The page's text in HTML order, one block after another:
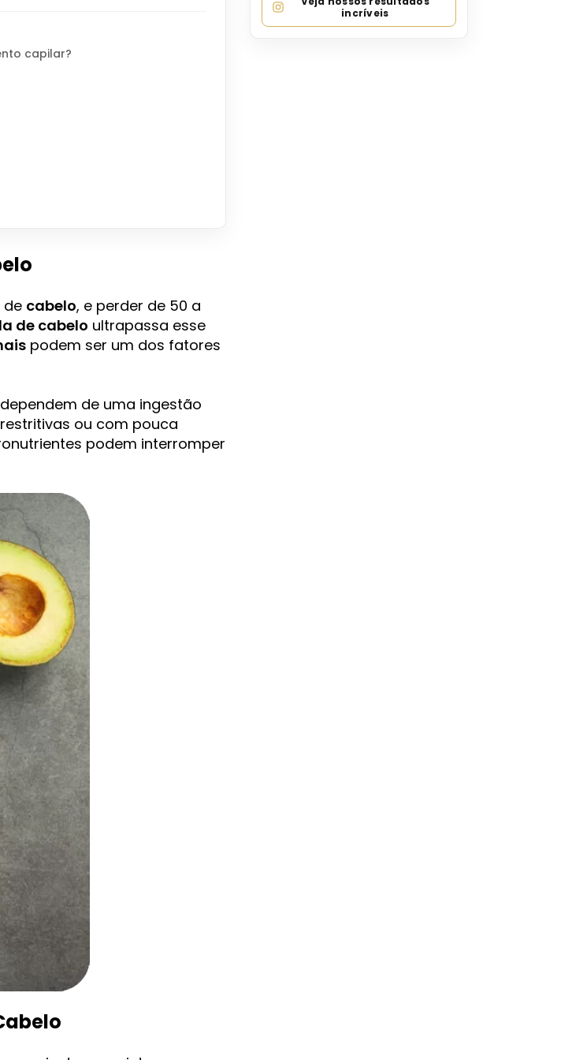
capilar?
de cabelo, e perder de 50 a
de cabelo ultrapassa esse
podem ser um dos fatores
de uma ingestão
ou com pouca
podem interromper
incríveis